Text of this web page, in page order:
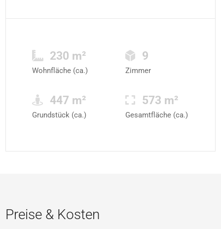
230 m²
Wohnfläche (ca.)
9
Zimmer
447 m²
Grundstück (ca.)
573 m²
Gesamtfläche (ca.)
Preise & Kosten